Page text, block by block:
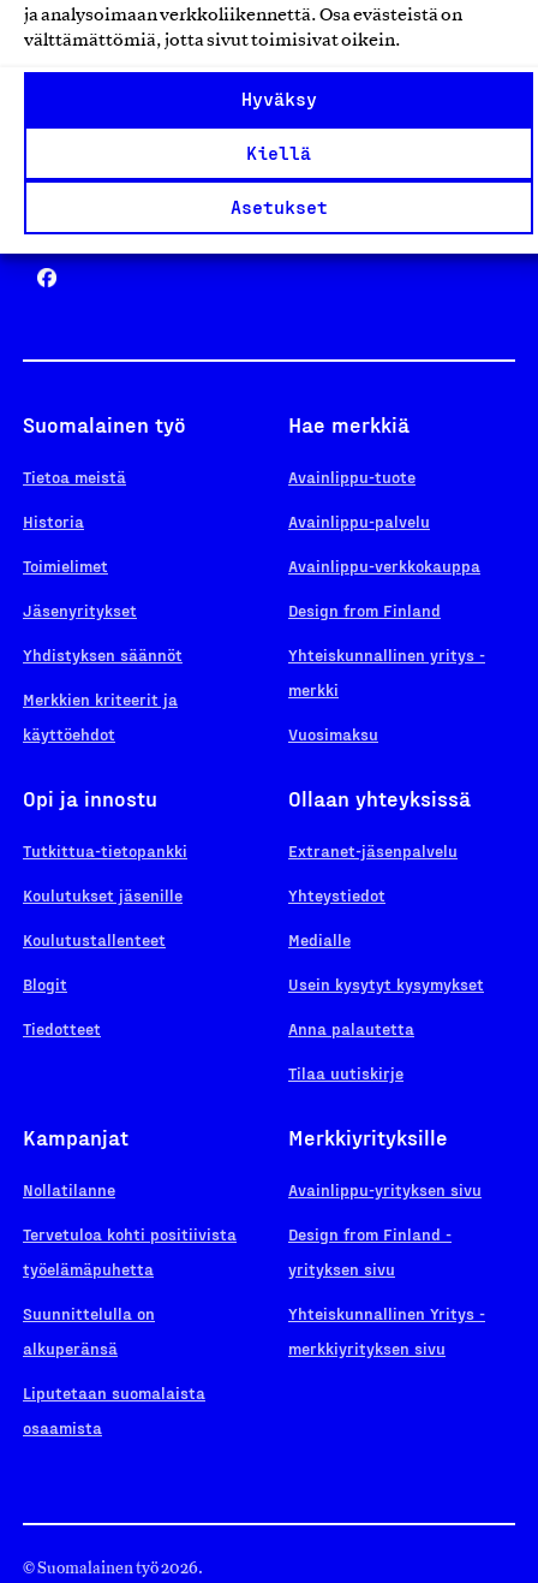
ja analysoimaan verkkoliikennettä. Osa evästeistä on
välttämättömiä, jotta sivut toimisivat oikein.
Hyväksy
Kiellä
Asetukset
Yhteiskunnallinen Yritys -merkki
Suomalainen työ
Tietoa meistä
Historia
Toimielimet
Jäsenyritykset
Yhdistyksen säännöt
Merkkien kriteerit ja
käyttöehdot
Hae merkkiä
Avainlippu-tuote
Avainlippu-palvelu
Avainlippu-verkkokauppa
Design from Finland
Yhteiskunnallinen yritys -
merkki
Vuosimaksu
Opi ja innostu
Tutkittua-tietopankki
Koulutukset jäsenille
Koulutustallenteet
Blogit
Tiedotteet
Ollaan yhteyksissä
Extranet-jäsenpalvelu
Yhteystiedot
Medialle
Usein kysytyt kysymykset
Anna palautetta
Tilaa uutiskirje
Kampanjat
Nollatilanne
Tervetuloa kohti positiivista
työelämäpuhetta
Suunnittelulla on
alkuperänsä
Liputetaan suomalaista
osaamista
Merkkiyrityksille
Avainlippu-yrityksen sivu
Design from Finland -
yrityksen sivu
Yhteiskunnallinen Yritys -
merkkiyrityksen sivu
© Suomalainen työ 2026.